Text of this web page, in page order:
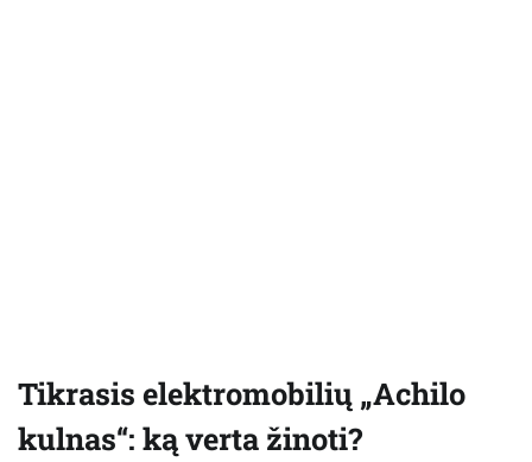
Tikrasis elektromobilių „Achilo
kulnas“: ką verta žinoti?